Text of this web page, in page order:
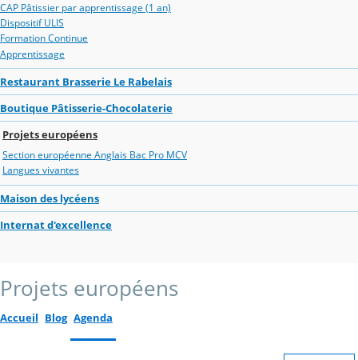
CAP Pâtissier par apprentissage (1 an)
Dispositif ULIS
Formation Continue
Apprentissage
Restaurant Brasserie Le Rabelais
Boutique Pâtisserie-Chocolaterie
Projets européens
Section européenne Anglais Bac Pro MCV
Langues vivantes
Maison des lycéens
Internat d'excellence
Projets européens
Accueil Blog Agenda